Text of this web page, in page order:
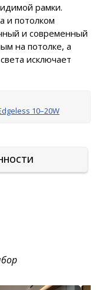
рамки.
и потолком
и современный
на потолке, а
исключает
10–20W